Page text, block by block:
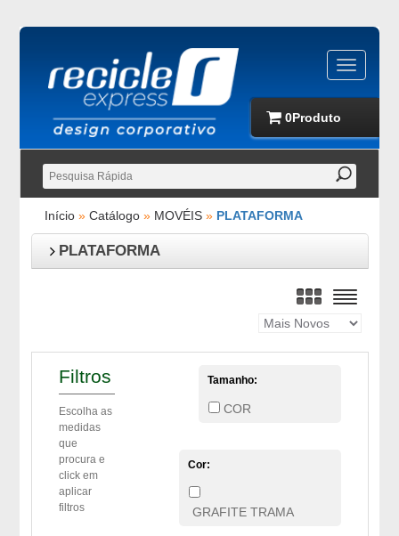
0Produto
Início» Catálogo» MOVÉIS» PLATAFORMA
PLATAFORMA
Filtros
Escolha as
medidas
que
procura e
click em
aplicar
filtros
Tamanho:
COR
Cor:
GRAFITE TRAMA